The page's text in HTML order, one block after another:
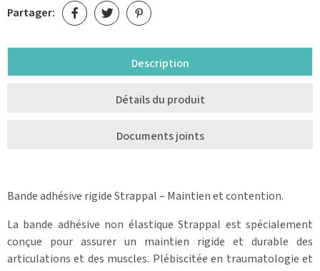
Partager:
Description
Détails du produit
Documents joints
Bande adhésive rigide Strappal – Maintien et contention.
La bande adhésive non élastique Strappal est spécialement
conçue pour assurer un maintien rigide et durable des
articulations et des muscles. Plébiscitée en traumatologie et